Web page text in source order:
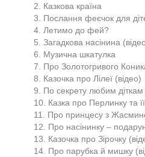
2. Казкова країна
3. Послання феєчок для
4. Летимо до фей?
5. Загадкова насінина
6. Музична шкатулка
7. Про Золотогривого
8. Казочка про Лілеї (відео)
9. По секрету любим діткам
10. Казка про Перлинку та
11. Про принцесу з
12. Про насінинку –
13. Казочка про Зірочку
14. Про парубка й мишку